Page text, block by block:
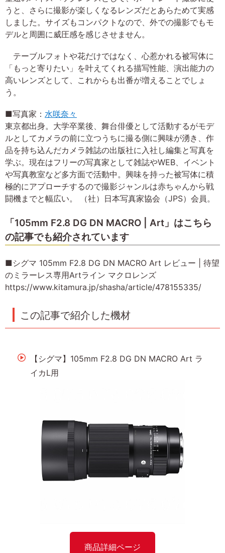
うと、さらに撮影が楽しくなるレンズだとあらためて実感
しました。サイズもコンパクトなので、外での撮影でもモ
デルと周囲に威圧感を感じさせません。
テーブルフォトや花だけではなく、心惹かれる被写体に
「もっと寄りたい」を叶えてくれる描写性能、演出能力の
高いレンズとして、これからも出番が増えることでしょ
う。
■写真家： 水咲奈々
東京都出身。大学卒業後、舞台俳優として活動するがモデ
ルとしてカメラの前に立つうちに撮る側に興味が湧き、作
品を持ち込んだカメラ雑誌の出版社に入社し編集と写真を
学ぶ。現在はフリーの写真家として雑誌やWEB、イベント
や写真教室など多方面で活動中。興味を持った被写体に積
極的にアプローチするので撮影ジャンルは赤ちゃんから戦
闘機までと幅広い。 （社）日本写真家協会（JPS）会員。
「105mm F2.8 DG DN MACRO | Art」はこちら
の記事でも紹介されています
■シグマ 105mm F2.8 DG DN MACRO Art レビュー | 待望
のミラーレス専用Artライン マクロレンズ
https://www.kitamura.jp/shasha/article/478155335/
この記事で紹介した機材
【シグマ】105mm F2.8 DG DN MACRO Art ラ
イカL用
商品詳細ページ